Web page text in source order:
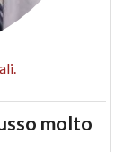
molto